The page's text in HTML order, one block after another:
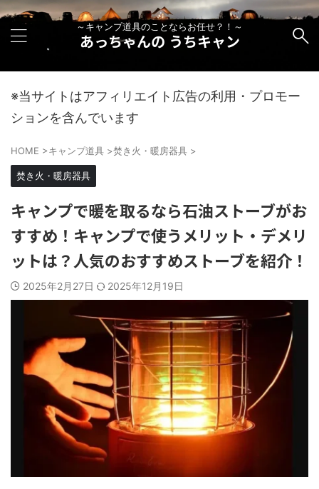
～キャンプ道具のことならお任せ？！～
あっちゃんの うちキャン
※当サイトはアフィリエイト広告の利用・プロモー
ションを含んでいます
HOME >キャンプ道具 >焚き火・暖房器具 >
焚き火・暖房器具
キャンプで暖を取るなら石油ストーブがお
すすめ！キャンプで使うメリット・デメリ
ットは？人気のおすすめストーブを紹介！
2025年2月27日 2025年12月19日